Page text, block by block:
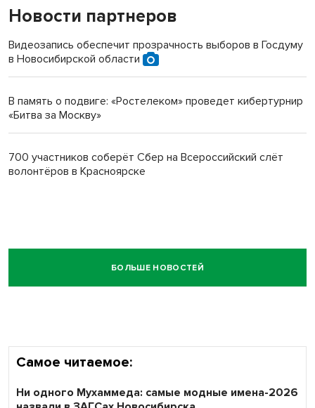
Новости партнеров
Видеозапись обеспечит прозрачность выборов в Госдуму
в Новосибирской области
В память о подвиге: «Ростелеком» проведет кибертурнир
«Битва за Москву»
700 участников соберёт Сбер на Всероссийский слёт
волонтёров в Красноярске
БОЛЬШЕ НОВОСТЕЙ
Самое читаемое:
Ни одного Мухаммеда: самые модные имена-2026